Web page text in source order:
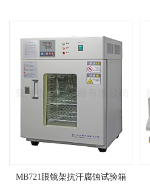
MB721眼镜架抗汗腐蚀试验箱